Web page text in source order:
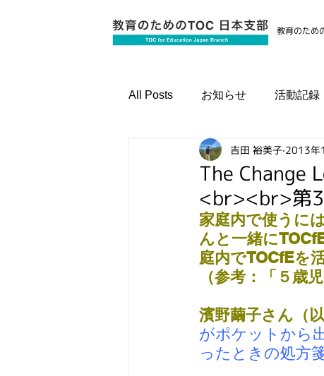
教育のため
All Posts お知らせ 活動記録
国際資格認定プログラム シ
The Change
<br><br>第
吉田 裕美子 2013年
家庭内で使うに
んと一緒に
庭内でTOCfEを
（参考：「５歳
濱野繭子さん（
がポケットから
ったときの処方